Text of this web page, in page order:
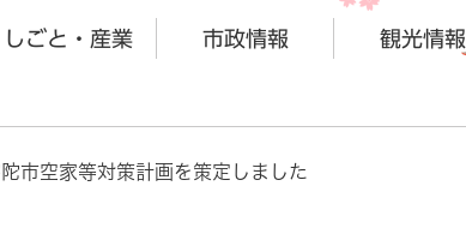
しごと・産業 市政情報 観光情報
市空家等対策計画を策定しました